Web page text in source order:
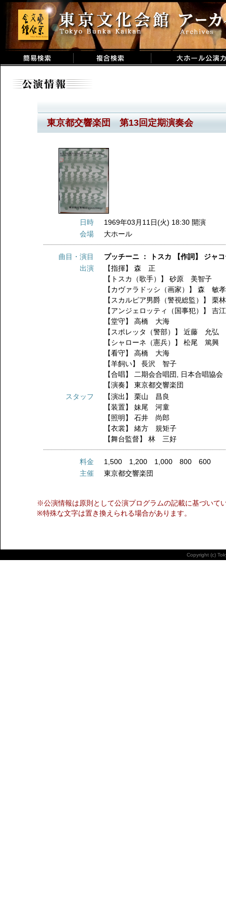
東京都交響楽団 第13回定期演奏会
日時
1969年03月11日(火) 18:30 開演
会場
大ホール
曲目・演目
プッチーニ ： トスカ 【作詞】 ジャ
出演
【指揮】森 正
【トスカ（歌手）】砂原 美智子
【カヴァラドッシ（画家）】森 敏孝
【スカルピア男爵（警視総監）】栗
【アンジェロッティ（国事犯）】吉
【堂守】高橋 大海
【スポレッタ（警部）】近藤 允弘
【シャローネ（憲兵）】松尾 篤興
【看守】高橋 大海
【羊飼い】長沢 智子
【合唱】
二期会合唱団
日本合唱協会
【演奏】東京都交響楽団
スタッフ
【演出】栗山 昌良
【装置】妹尾 河童
【照明】石井 尚郎
【衣裳】緒方 規矩子
【舞台監督】林 三好
料金
1,500 1,200 1,000 800 600
主催
東京都交響楽団
※公演情報は原則として公演プログラムの記載に基づいて
※特殊な文字は置き換えられる場合があります。
Copyright (c)